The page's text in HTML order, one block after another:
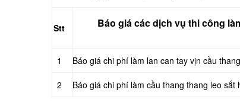
Stt Báo giá các dịch vụ thi công
1 Báo giá chi phí làm lan can tay vịn cầu
2 Báo giá chi phí làm cầu thang thang leo sắt